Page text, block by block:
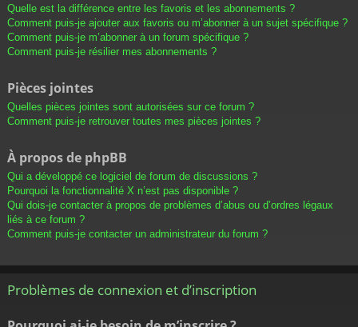
Quelle est la différence entre les favoris et les abonnements ?
Comment puis-je ajouter aux favoris ou m’abonner à un sujet spécifique ?
Comment puis-je m’abonner à un forum spécifique ?
Comment puis-je résilier mes abonnements ?
Pièces jointes
Quelles pièces jointes sont autorisées sur ce forum ?
Comment puis-je retrouver toutes mes pièces jointes ?
À propos de phpBB
Qui a développé ce logiciel de forum de discussions ?
Pourquoi la fonctionnalité X n’est pas disponible ?
Qui dois-je contacter à propos de problèmes d’abus ou d’ordres légaux
liés à ce forum ?
Comment puis-je contacter un administrateur du forum ?
Problèmes de connexion et d’inscription